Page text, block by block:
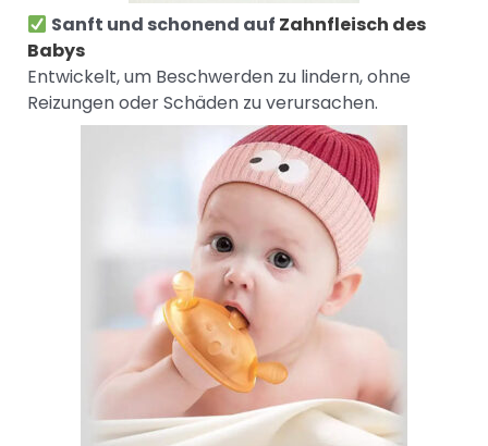
Sanft und schonend auf Zahnfleisch des
Babys
Entwickelt, um Beschwerden zu lindern, ohne
Reizungen oder Schäden zu verursachen.